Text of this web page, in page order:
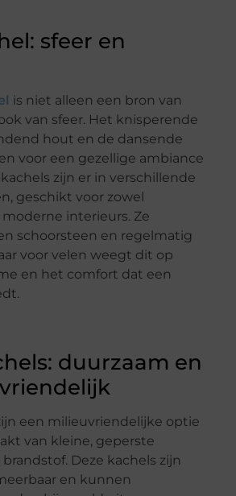
sfeer en
is niet alleen een bron van
van sfeer. Het knisperende
hout en de dansende
voor een gezellige ambiance
zijn er in verschillende
geschikt voor zowel
interieurs. Ze
schoorsteen en regelmatig
voor velen weegt dit op
en het comfort dat een
duurzaam en
een milieuvriendelijke optie
van kleine, geperste
Deze kachels zijn
en kunnen